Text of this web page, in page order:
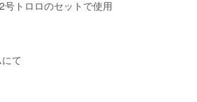
号トロロのセットで使用
て